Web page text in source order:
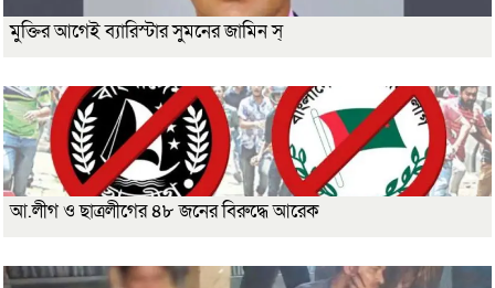
মুক্তির আগেই ব্যারিস্টার সুমনের জামিন স্
আ.লীগ ও ছাত্রলীগের ৪৮ জনের বিরুদ্ধে আরেক